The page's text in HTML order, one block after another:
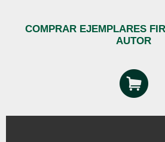
COMPRAR EJEMPLARES
AUTOR